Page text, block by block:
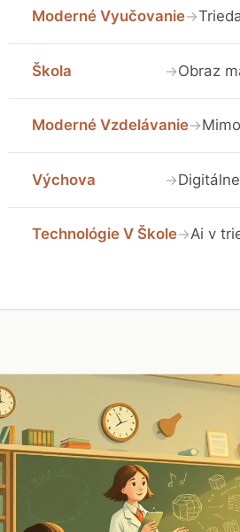
Moderné Vyučovanie→
Škola →Obraz
Moderné Vzdelávanie→
Výchova →
Technológie V Škole→Ai v